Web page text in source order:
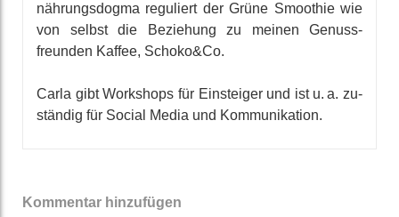
nährungs­dogma reguliert der Grüne Smoothie wie
von selbst die Be­ziehung zu meinen Genuss­
freunden Kaffee, Schoko&Co.
Carla gibt Workshops für Ein­steiger und ist u. a. zu­
ständig für Social Media und Kommuni­kation.
Kommentar hinzufügen